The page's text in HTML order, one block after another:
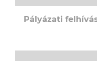
Pályázati